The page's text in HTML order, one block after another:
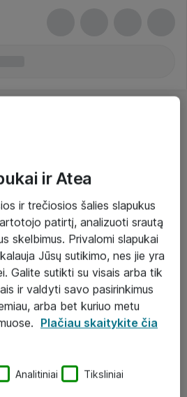
ir Atea
ir trečiosios šalies slapukus
patirtį, analizuoti srautą
skelbimus. Privalomi slapukai
Jūsų sutikimo, nes jie yra
Galite sutikti su visais arba tik
ir valdyti savo pasirinkimus
arba bet kuriuo metu
Plačiau skaitykite čia
Analitiniai Tiksliniai